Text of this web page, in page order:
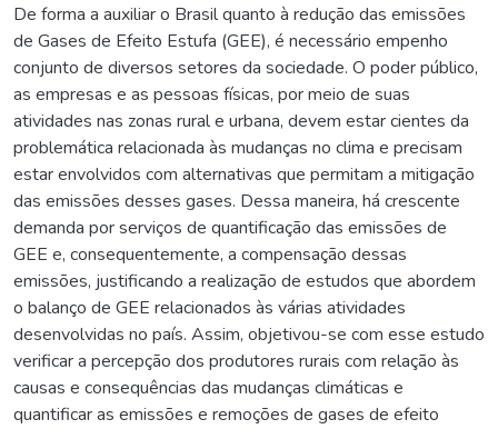
De forma a auxiliar o Brasil quanto à redução das emissões
de Gases de Efeito Estufa (GEE), é necessário empenho
conjunto de diversos setores da sociedade. O poder público,
as empresas e as pessoas físicas, por meio de suas
atividades nas zonas rural e urbana, devem estar cientes da
problemática relacionada às mudanças no clima e precisam
estar envolvidos com alternativas que permitam a mitigação
das emissões desses gases. Dessa maneira, há crescente
demanda por serviços de quantificação das emissões de
GEE e, consequentemente, a compensação dessas
emissões, justificando a realização de estudos que abordem
o balanço de GEE relacionados às várias atividades
desenvolvidas no país. Assim, objetivou-se com esse estudo
verificar a percepção dos produtores rurais com relação às
causas e consequências das mudanças climáticas e
quantificar as emissões e remoções de gases de efeito